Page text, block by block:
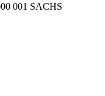
001 SACHS